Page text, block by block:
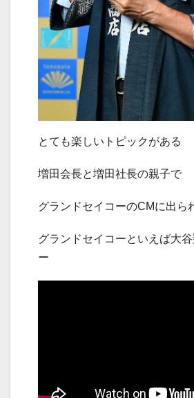
とても楽しいトピックがある
増田会長と増田社長の親子で
グランドセイコーのCMに出ら
グランドセイコーといえば大
ー